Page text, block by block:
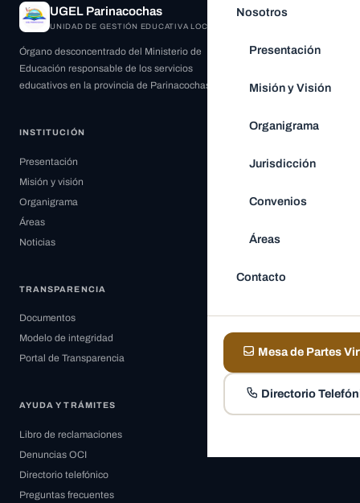
Nosotros
Presentación
Misión y Visión
Organigrama
Jurisdicción
Convenios
Áreas
Contacto
Mesa de Partes
Directorio
UGEL Parinacochas
UNIDAD DE GESTIÓN EDUCATIVA LOCAL
Órgano desconcentrado del Ministerio de
Educación responsable de los servicios
educativos en la provincia de Parinacochas.
INSTITUCIÓN
Presentación
Misión y visión
Organigrama
Áreas
Noticias
TRANSPARENCIA
Documentos
Modelo de integridad
Portal de Transparencia
AYUDA Y TRÁMITES
Libro de reclamaciones
Denuncias OCI
Directorio telefónico
Preguntas frecuentes